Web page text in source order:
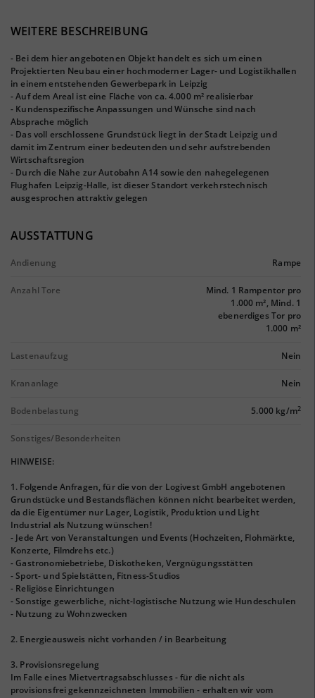
WEITERE BESCHREIBUNG
- Bei dem hier angebotenen Objekt handelt es sich um einen
Projektierten Neubau einer hochmoderner Lager- und Logistikhallen
in einem entstehenden Gewerbepark in Leipzig
- Auf dem Areal ist eine Fläche von ca. 4.000 m² realisierbar
- Kundenspezifische Anpassungen und Wünsche sind nach
Absprache möglich
- Das voll erschlossene Grundstück liegt in der Stadt Leipzig und
damit im Zentrum einer bedeutenden und sehr aufstrebenden
Wirtschaftsregion
- Durch die Nähe zur Autobahn A14 sowie den nahegelegenen
Flughafen Leipzig-Halle, ist dieser Standort verkehrstechnisch
ausgesprochen attraktiv gelegen
AUSSTATTUNG
Andienung Rampe
Anzahl Tore
Mind. 1 Rampentor pro
1.000 m², Mind. 1
ebenerdiges Tor pro
1.000 m²
Lastenaufzug Nein
Krananlage Nein
Bodenbelastung 5.000 kg/m2
Sonstiges/Besonderheiten
HINWEISE:
1. Folgende Anfragen, für die von der Logivest GmbH angebotenen
Grundstücke und Bestandsflächen können nicht bearbeitet werden,
da die Eigentümer nur Lager, Logistik, Produktion und Light
Industrial als Nutzung wünschen!
- Jede Art von Veranstaltungen und Events (Hochzeiten, Flohmärkte,
Konzerte, Filmdrehs etc.)
- Gastronomiebetriebe, Diskotheken, Vergnügungsstätten
- Sport- und Spielstätten, Fitness-Studios
- Religiöse Einrichtungen
- Sonstige gewerbliche, nicht-logistische Nutzung wie Hundeschulen
- Nutzung zu Wohnzwecken
2. Energieausweis nicht vorhanden / in Bearbeitung
3. Provisionsregelung
Im Falle eines Mietvertragsabschlusses - für die nicht als
provisionsfrei gekennzeichneten Immobilien - erhalten wir vom